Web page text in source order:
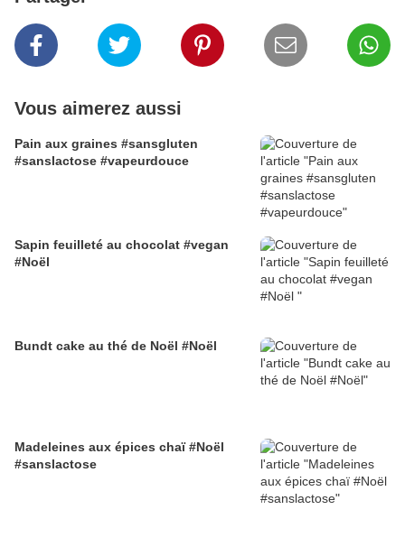
Vous aimerez aussi
Pain aux graines #sansgluten
#sanslactose #vapeurdouce
Sapin feuilleté au chocolat #vegan
#Noël
Bundt cake au thé de Noël #Noël
Madeleines aux épices chaï #Noël
#sanslactose